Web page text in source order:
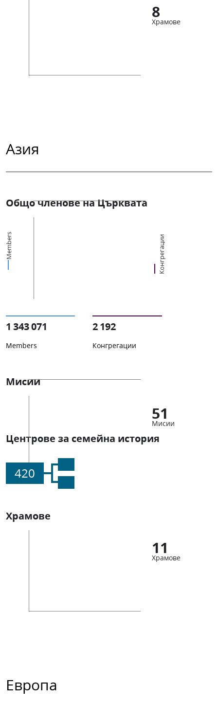
8
Храмове
Азия
Общо членове на Църквата
Members Конгрегации
1 343 071
Members
2 192
Конгрегации
Мисии
51
Мисии
Центрове за семейна история
420
Храмове
11
Храмове
Европа